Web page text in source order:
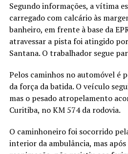
Segundo informações, a vítima
carregado com calcário às
banheiro, em frente à base da
atravessar a pista foi atingido
Santana. O trabalhador segue
Pelos caminhos no automóvel é
da força da batida. O veículo
mas o pesado atropelamento
Curitiba, no KM 574 da rodovia.
O caminhoneiro foi socorrido
interior da ambulância, mas